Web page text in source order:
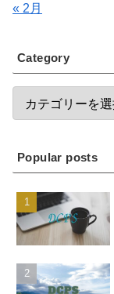
« 2月
Category
Popular posts